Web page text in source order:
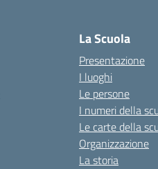
La Scuola
Presentazione
I luoghi
Le persone
I numeri della
Le carte della
Organizzazione
La storia